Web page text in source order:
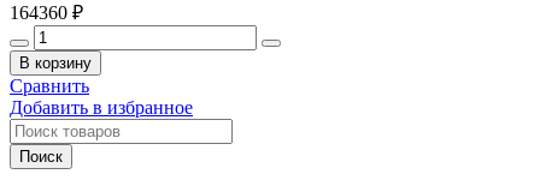
164360 ₽
Количество
товара
ALICE
IDILLA
Зеркальный
шкафчик,
54,5x85xh9,5
В корзину
Сравнить
Добавить в избранное
Поиск